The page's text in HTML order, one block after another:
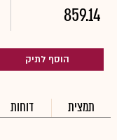
859.14
הוסף לתיק
תמצית דוחות